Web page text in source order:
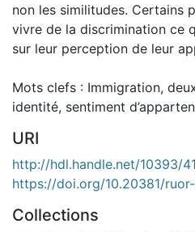
non les similitudes. Certains
vivre de la discrimination ce
sur leur perception de leur
Mots clefs : Immigration,
identité, sentiment
URI
http://hdl.handle.net/10393/
https://doi.org/10.20381/
Collections